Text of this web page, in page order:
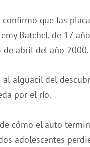
que las
Batchel, de 17
abril del año 2000.
alguacil del
por el río.
cómo el auto
adolescentes